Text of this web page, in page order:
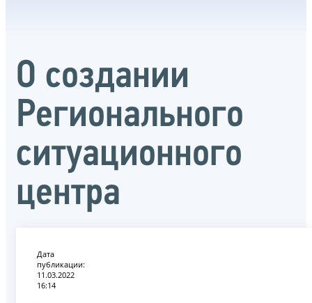
О создании
Регионального
ситуационного
центра
Дата
публикации:
11.03.2022
16:14